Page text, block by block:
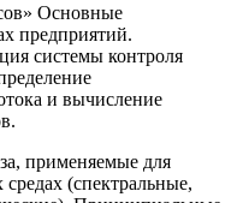
Основные
предприятий.
системы контроля
и вычисление
применяемые для
(спектральные,